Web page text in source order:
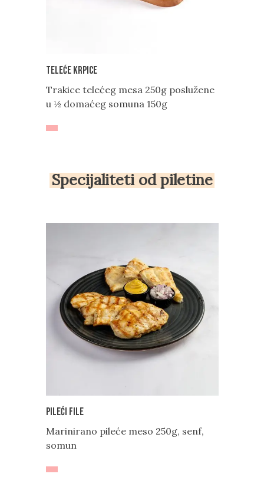
Teleće krpice
Trakice telećeg mesa 250g poslužene
u ½ domaćeg somuna 150g
Specijaliteti od piletine
Pileći file
Marinirano pileće meso 250g, senf,
somun